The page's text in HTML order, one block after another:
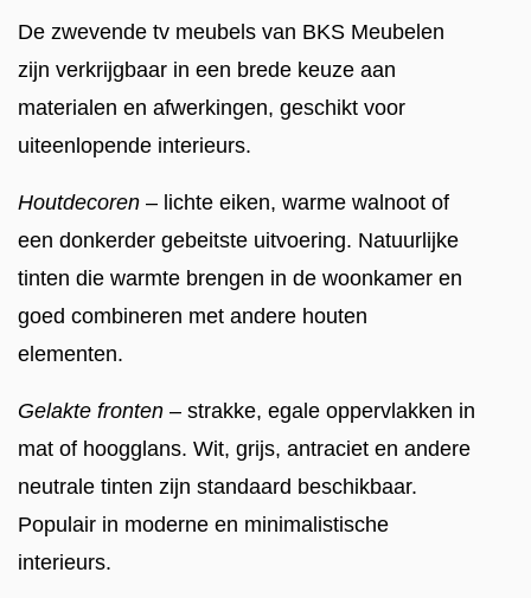
De zwevende tv meubels van BKS Meubelen
zijn verkrijgbaar in een brede keuze aan
materialen en afwerkingen, geschikt voor
uiteenlopende interieurs.
Houtdecoren – lichte eiken, warme walnoot of
een donkerder gebeitste uitvoering. Natuurlijke
tinten die warmte brengen in de woonkamer en
goed combineren met andere houten
elementen.
Gelakte fronten – strakke, egale oppervlakken in
mat of hoogglans. Wit, grijs, antraciet en andere
neutrale tinten zijn standaard beschikbaar.
Populair in moderne en minimalistische
interieurs.